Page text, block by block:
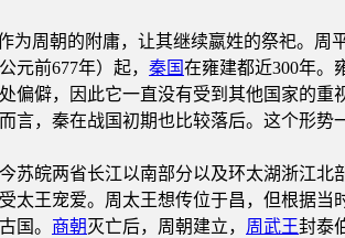
周朝的附庸，让其继续嬴姓的祭祀。周
元前677年）起， 秦国在雍建都近300年。
僻，因此它一直没有受到其他国家的重
言，秦在战国初期也比较落后。这个形势
皖两省长江以南部分以及环太湖浙江北
王宠爱。周太王想传位于昌，但根据
国。 商朝灭亡后，周朝建立， 周武王封泰